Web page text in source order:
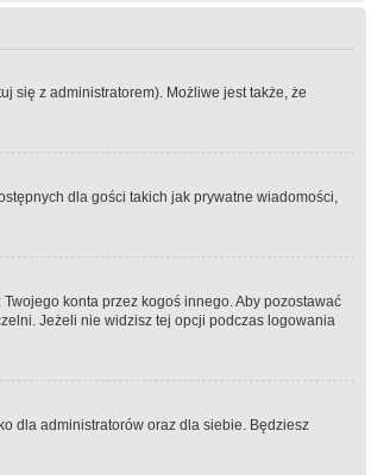
się z administratorem). Możliwe jest także, że
dla gości takich jak prywatne wiadomości,
konta przez kogoś innego. Aby pozostawać
Jeżeli nie widzisz tej opcji podczas logowania
dla administratorów oraz dla siebie. Będziesz